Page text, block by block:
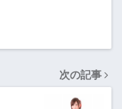
次の記事